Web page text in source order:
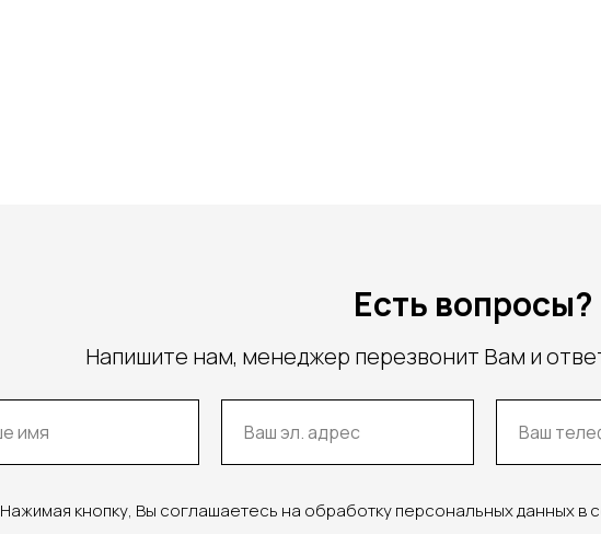
Есть вопросы?
Напишите нам, менеджер перезвонит Вам и
Нажимая кнопку, Вы соглашаетесь на обработку персональных данных в